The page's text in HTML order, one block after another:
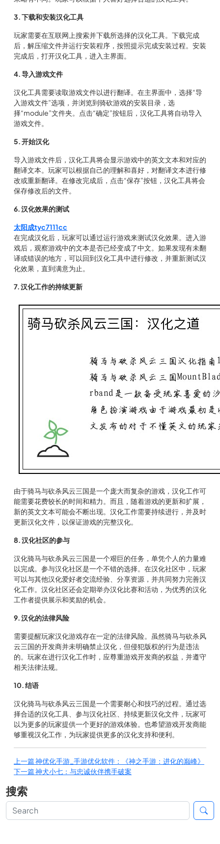
3. 下载和安装汉化工具
玩家需要在互联网上搜索并下载所选择的汉化工具。下载完成
后，解压缩文件并运行安装程序，按照提示完成安装过程。安装
完成后，打开汉化工具，进入主界面。
4. 导入游戏文件
汉化工具需要读取游戏文件以进行翻译。在主界面中，选择“导
入游戏文件”选项，并浏览到骑砍游戏的安装目录，选
择“module”文件夹。点击“确定”按钮后，汉化工具将自动导入
游戏文件。
5. 开始汉化
导入游戏文件后，汉化工具将会显示游戏中的英文文本和对应的
翻译文本。玩家可以根据自己的理解和喜好，对翻译文本进行修
改或重新翻译。在修改完成后，点击“保存”按钮，汉化工具将会
保存修改后的文件。
6. 汉化效果的测试
太阳成tyc7111cc
在完成汉化后，玩家可以通过运行游戏来测试汉化效果。进入游
戏后，观察游戏中的文本是否已经变成了中文。如果发现有未翻
译或错误的地方，可以回到汉化工具中进行修改，并重新测试汉
化效果，直到满意为止。
7. 汉化工作的持续更新
由于骑马与砍杀风云三国是一个庞大而复杂的游戏，汉化工作可
能需要花费较长的时间和精力。而且，随着游戏的更新和扩展，
新的英文文本可能会不断出现。汉化工作需要持续进行，并及时
更新汉化文件，以保证游戏的完整汉化。
8. 汉化社区的参与
汉化骑马与砍杀风云三国是一个艰巨的任务，单凭个人的力量难
以完成。参与汉化社区是一个不错的选择。在汉化社区中，玩家
可以与其他汉化爱好者交流经验、分享资源，并共同努力完善汉
化工作。汉化社区还会定期举办汉化比赛和活动，为优秀的汉化
工作者提供展示和奖励的机会。
9. 汉化的法律风险
需要提醒玩家汉化游戏存在一定的法律风险。虽然骑马与砍杀风
云三国的开发商并未明确禁止汉化，但侵犯版权的行为是违法
的。玩家在进行汉化工作时，应尊重游戏开发商的权益，并遵守
相关法律法规。
10. 结语
汉化骑马与砍杀风云三国是一个需要耐心和技巧的过程。通过选
择合适的汉化工具、参与汉化社区、持续更新汉化文件，玩家可
以为更多的玩家提供一个更好的游戏体验。也希望游戏开发商能
够重视汉化工作，为玩家提供更多的汉化支持和便利。
上一篇神优化手游_手游优化软件：《神之手游：进化的巅峰》
下一篇神犬小七：与忠诚伙伴携手破案
搜索